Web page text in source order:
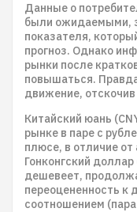
Данные о
были ожидаемыми,
показателя,
прогноз. Однако
рынки после
повышаться.
движение,
Китайский юань
рынке в паре с
плюсе, в отличие
Гонконгский
дешевеет,
переоцененность к
соотношением